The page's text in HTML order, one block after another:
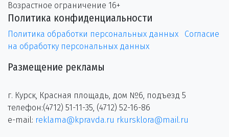
Возрастное ограничение 16+
Политика конфиденциальности
Политика обработки персональных данных
Согласие
на обработку персональных данных
Размещение рекламы
г. Курск, Красная площадь, дом №6, подъезд 5
телефон:(4712) 51-11-35, (4712) 52-16-86
e-mail: reklama@kpravda.ru rkursklora@mail.ru